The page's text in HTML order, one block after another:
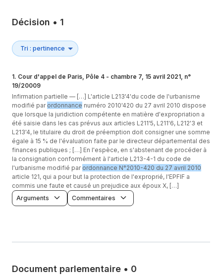
Décision • 1
1. Cour d'appel de Paris, Pôle 4 - chambre 7, 15 avril 2021, n°
19/20009
Infirmation partielle — […] L'article L213'4'du code de l'urbanisme
modifié par ordonnance numéro 2010'420 du 27 avril 2010 dispose
que lorsque la juridiction compétente en matière d'expropriation a
été saisie dans les cas prévus aux articles L211'5, L211'6, L212'3 et
L213'4, le titulaire du droit de préemption doit consigner une somme
égale à 15 % de l'évaluation faite par le directeur départemental des
finances publiques ; […] En l'espèce, en s'abstenant de procéder à
la consignation conformément à l'article L213-4-1 du code de
l'urbanisme modifié par ordonnance N°2010-420 du 27 avril 2010
article 121, qui a pour but la protection de l'exproprié, l'EPFIF a
commis une faute et causé un prejudice aux époux X, […]
Arguments
Commentaires
Document parlementaire • 0